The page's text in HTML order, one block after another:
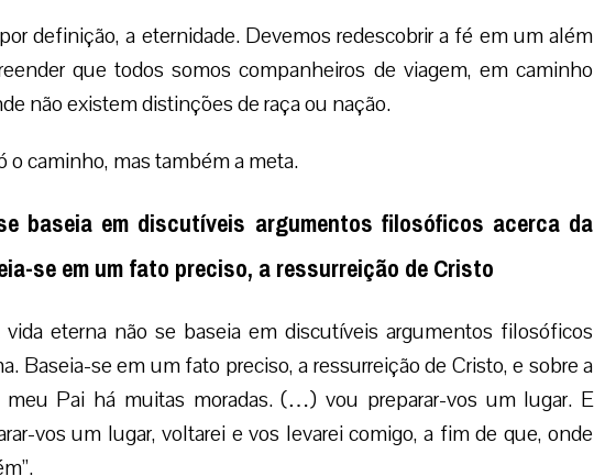
definição, a eternidade. Devemos redescobrir a fé em um além
que todos somos companheiros de viagem, em caminho
não existem distinções de raça ou nação.
caminho, mas também a meta.
baseia em discutíveis argumentos filosóficos acerca da
se em um fato preciso, a ressurreição de Cristo
eterna não se baseia em discutíveis argumentos filosóficos
Baseia-se em um fato preciso, a ressurreição de Cristo, e sobre a
meu Pai há muitas moradas. (…) vou preparar-vos um lugar. E
vos um lugar, voltarei e vos levarei comigo, a fim de que, onde